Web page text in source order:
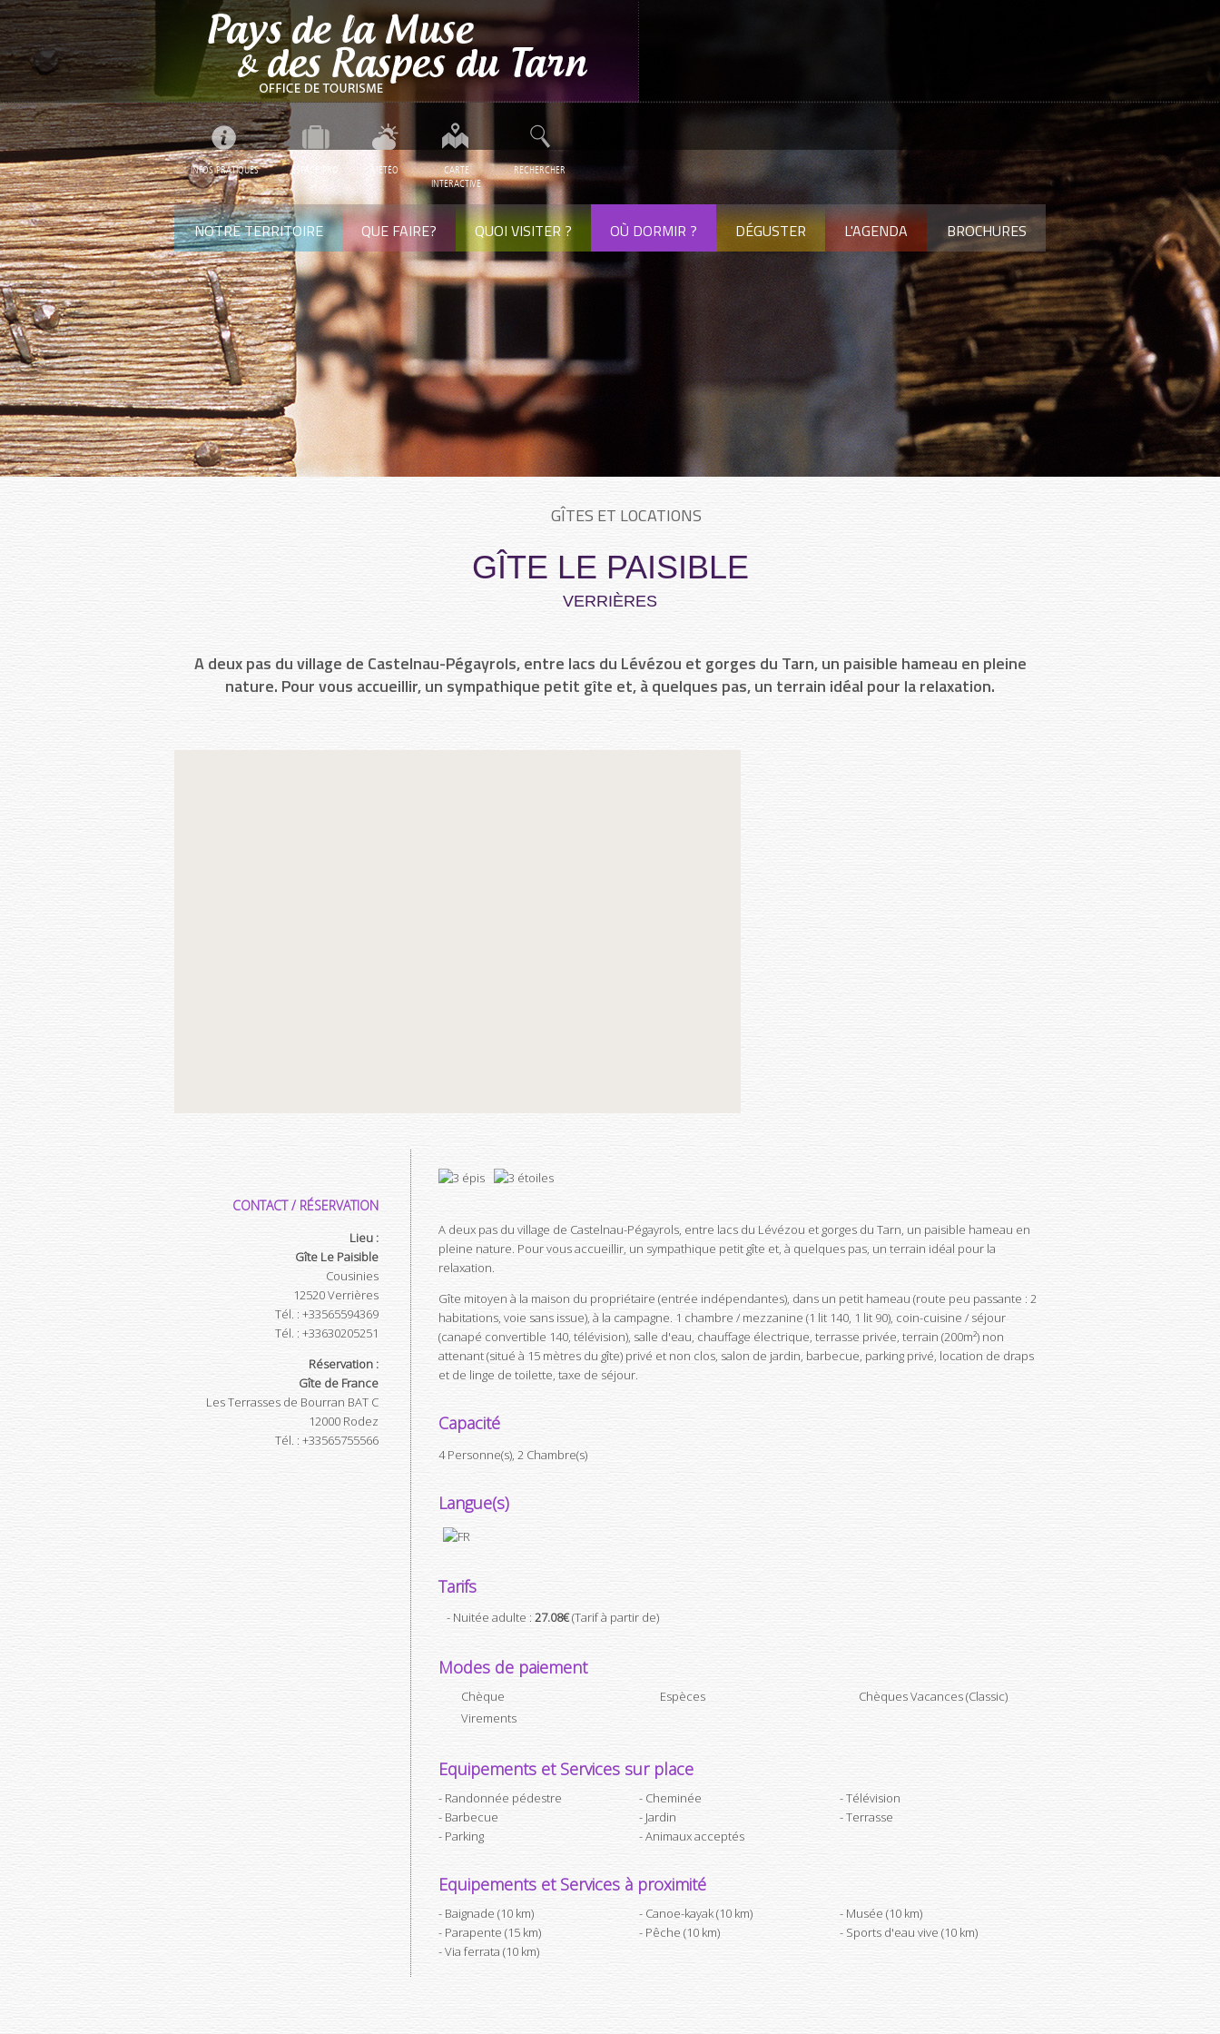
INFOS PRATIQUES ESPACE PRO MÉTÉO
CARTE
INTERACTIVE
RECHERCHER
NOTRE TERRITOIRE QUE FAIRE? QUOI VISITER ? OÙ DORMIR ? DÉGUSTER L'AGENDA BROCHURES
GÎTES ET LOCATIONS
GÎTE LE PAISIBLE
VERRIÈRES
A deux pas du village de Castelnau-Pégayrols, entre lacs du Lévézou et gorges du Tarn, un paisible hameau en pleine
nature. Pour vous accueillir, un sympathique petit gîte et, à quelques pas, un terrain idéal pour la relaxation.
CONTACT / RÉSERVATION
Lieu :
Gîte Le Paisible
Cousinies
12520Verrières
Tél. : +33565594369
Tél. : +33630205251
Réservation :
Gîte de France
Les Terrasses de Bourran BAT C
12000 Rodez
Tél. : +33565755566
A deux pas du village de Castelnau-Pégayrols, entre lacs du Lévézou et gorges du Tarn, un paisible hameau en
pleine nature. Pour vous accueillir, un sympathique petit gîte et, à quelques pas, un terrain idéal pour la
relaxation.
Gîte mitoyen à la maison du propriétaire (entrée indépendantes), dans un petit hameau (route peu passante : 2
habitations, voie sans issue), à la campagne. 1 chambre / mezzanine (1 lit 140, 1 lit 90), coin-cuisine / séjour
(canapé convertible 140, télévision), salle d'eau, chauffage électrique, terrasse privée, terrain (200m²) non
attenant (situé à 15 mètres du gîte) privé et non clos, salon de jardin, barbecue, parking privé, location de draps
et de linge de toilette, taxe de séjour.
Capacité
4 Personne(s), 2 Chambre(s)
Langue(s)
Tarifs
- Nuitée adulte : 27.08€(Tarif à partir de)
Modes de paiement
Chèque Espèces
Chèques Vacances (Classic)
Virements
Equipements et Services sur place
Randonnée pédestre Cheminée
Télévision
Barbecue
Jardin
Terrasse
Parking
Animaux acceptés
Equipements et Services à proximité
Baignade (10 km) Canoe-kayak (10 km)
Musée (10 km)
Parapente (15 km)
Pêche (10 km)
Sports d'eau vive (10 km)
Via ferrata (10 km)